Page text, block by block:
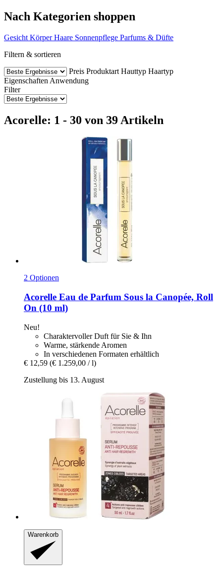
Nach Kategorien shoppen
Gesicht Körper Haare Sonnenpflege Parfums & Düfte
Filtern & sortieren
Preis Produktart Hauttyp Haartyp
Eigenschaften Anwendung
Filter
Acorelle: 1 - 30 von 39 Artikeln
2 Optionen
Acorelle Eau de Parfum Sous la Canopée, Roll
On (10 ml)
Neu!
Charaktervoller Duft für Sie & Ihn
Warme, stärkende Aromen
In verschiedenen Formaten erhältlich
€ 12,59 (€ 1.259,00 / l)
Zustellung bis 13. August
Warenkorb